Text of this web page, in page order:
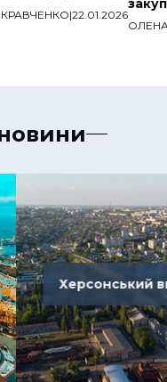
з ДНР,
|22.01.2026
Херсонський